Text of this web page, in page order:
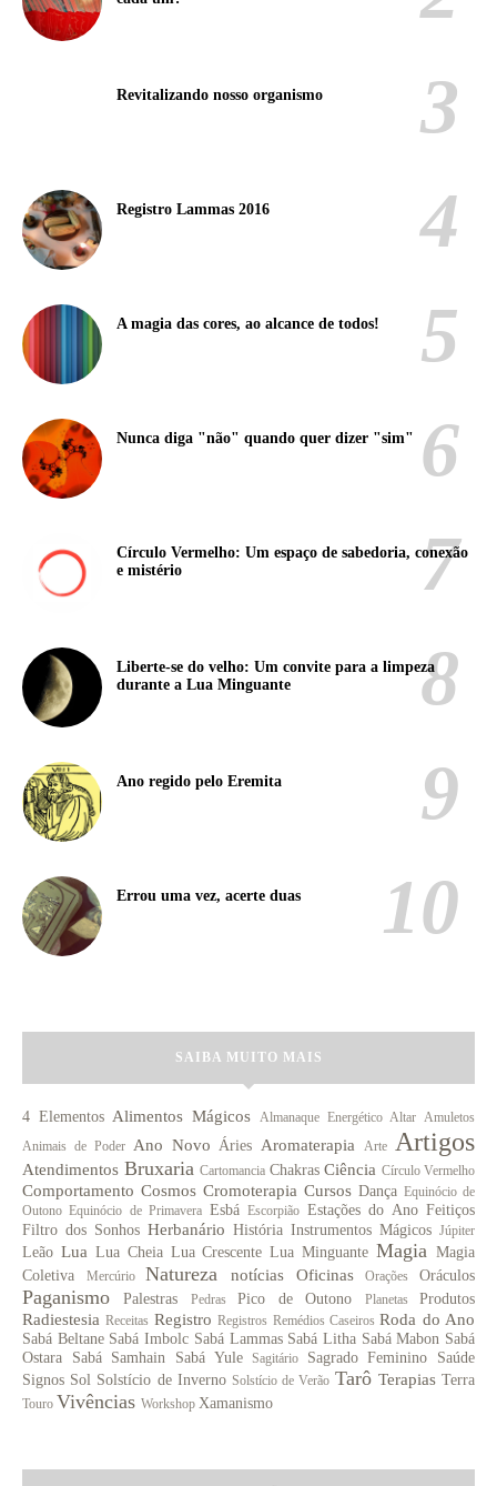
Revitalizando nosso organismo
Registro Lammas 2016
A magia das cores, ao alcance de todos!
Nunca diga "não" quando quer dizer "sim"
Círculo Vermelho: Um espaço de sabedoria, conexão
e mistério
Liberte-se do velho: Um convite para a limpeza
durante a Lua Minguante
Ano regido pelo Eremita
Errou uma vez, acerte duas
SAIBA MUITO MAIS
4 Elementos Alimentos Mágicos Almanaque Energético Altar Amuletos
Animais de Poder Ano Novo Áries Aromaterapia Arte Artigos
Atendimentos Bruxaria Cartomancia Chakras Ciência Círculo Vermelho
Comportamento Cosmos Cromoterapia Cursos Dança Equinócio de
Outono Equinócio de Primavera Esbá Escorpião Estações do Ano Feitiços
Filtro dos Sonhos Herbanário História Instrumentos Mágicos Júpiter
Leão Lua Lua Cheia Lua Crescente Lua Minguante Magia Magia
Coletiva
Mercúrio Natureza notícias Oficinas Orações Oráculos
Paganismo Palestras Pedras Pico de Outono Planetas Produtos
Radiestesia Receitas Registro Registros Remédios Caseiros Roda do Ano
Sabá Beltane Sabá Imbolc Sabá Lammas Sabá Litha Sabá Mabon Sabá
Ostara
Sabá Samhain Sabá Yule Sagitário Sagrado Feminino
Saúde
Signos Sol Solstício de Inverno Solstício de Verão Tarô Terapias Terra
Touro Vivências Workshop Xamanismo